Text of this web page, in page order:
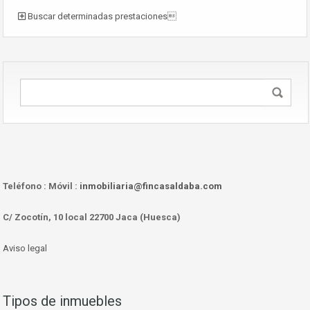
Buscar determinadas prestaciones
Teléfono : Móvil : inmobiliaria@fincasaldaba.com
C/ Zocotín, 10 local 22700 Jaca (Huesca)
Aviso legal
Tipos de inmuebles